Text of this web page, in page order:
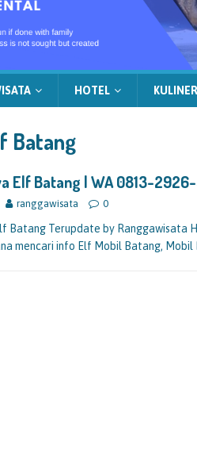
HOTEL KULINER
Batang
Elf Batang | WA 0813-
ranggawisata 0
Batang Terupdate by Ranggawisata
mencari info Elf Mobil Batang, Mobil